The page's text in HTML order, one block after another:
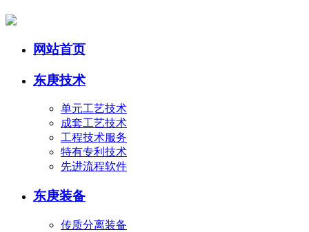
网站首页
东庚技术
单元工艺技术
成套工艺技术
工程技术服务
特有专利技术
先进流程软件
东庚装备
传质分离装备